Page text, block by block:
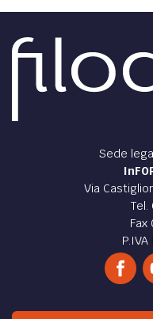
Sede
Via
Tel.
Fax